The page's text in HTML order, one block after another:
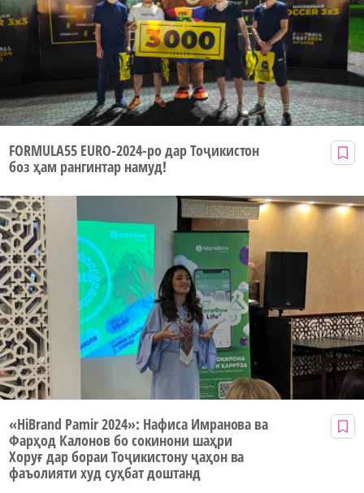
FORMULA55 EURO-2024-ро дар Тоҷикистон
боз ҳам рангинтар намуд!
«HiBrand Pamir 2024»: Нафиса Имранова ва
Фарҳод Калонов бо сокинони шаҳри
Хоруғ дар бораи Тоҷикистону ҷаҳон ва
фаъолияти худ суҳбат доштанд